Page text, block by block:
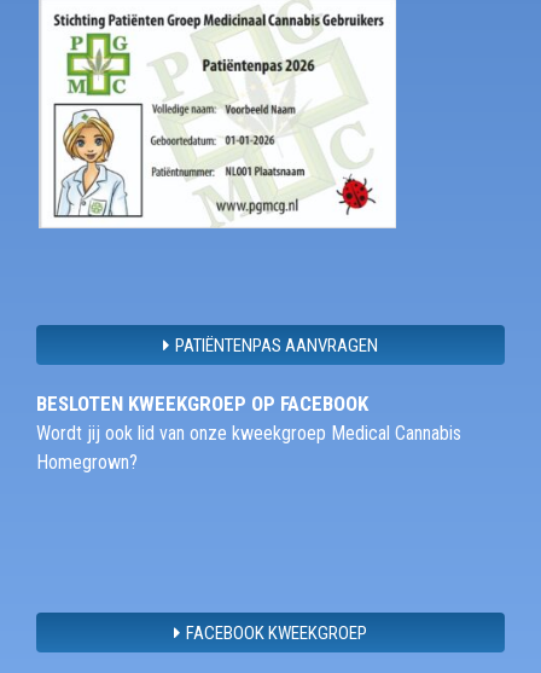
PATIËNTENPAS AANVRAGEN
BESLOTEN KWEEKGROEP OP FACEBOOK
Wordt jij ook lid van onze kweekgroep Medical Cannabis
Homegrown?
FACEBOOK KWEEKGROEP